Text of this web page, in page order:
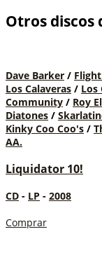
Otros discos
Dave Barker /
Los Calaveras / Los
Community / Roy
Diatones /
Kinky Coo Coo's /
AA.
Liquidator 10!
CD - LP - 2008
Comprar